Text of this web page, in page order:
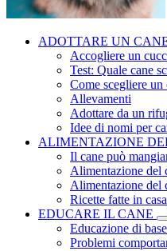
ADOTTARE UN
Accogliere un
Test: Quale cane
Come scegliere un
Allevamenti
Adottare da un
Idee di nomi per
ALIMENTAZIONE
Il cane può
Alimentazione del
Alimentazione del
Ricette fatte in
EDUCARE IL CANE
Educazione di
Problemi